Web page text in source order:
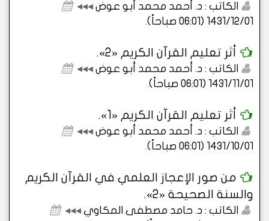
الكاتب : د. أحمد محمد أبو عوض ◂◂◂
1431/12/01 (06:01 صباحاً)
.
أثر تعليم القرآن الكريم «2».
الكاتب : د. أحمد محمد أبو عوض ◂◂◂
1431/11/01 (06:01 صباحاً)
.
أثر تعليم القرآن الكريم «1».
الكاتب : د. أحمد محمد أبو عوض ◂◂◂
1431/10/01 (06:01 صباحاً)
.
من صور الإعجاز العلمي في القرآن الكريم
والسنة الصحيحة «2».
الكاتب : د. حامد مصطفى المكاوي ◂◂◂